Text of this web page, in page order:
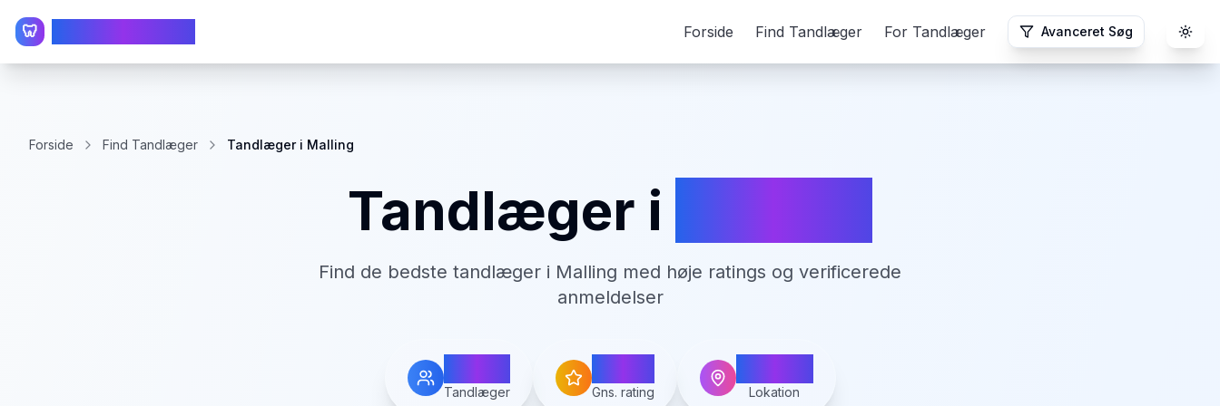
🦷 Forside Find Tandlæger For Tandlæger Avanceret Søg
Forside Find Tandlæger Tandlæger i Malling
Tandlæger i
Find de bedste tandlæger i Malling med høje ratings og verificerede
anmeldelser
Tandlæger Gns. rating
Malling
Lokation